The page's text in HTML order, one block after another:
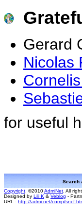
Gerard
Nicolas
for useful
Search
Copyright . ©2010AdmiNet . All
Designed by Lili K & Veblog -
URL : http://admi.net/comp/